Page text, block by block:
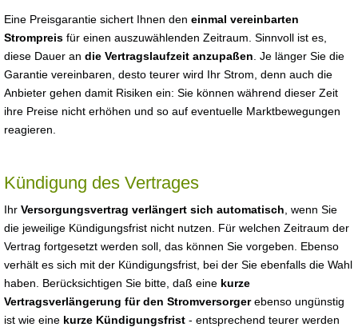
Eine Preisgarantie sichert Ihnen den einmal vereinbarten
Strompreis für einen auszuwählenden Zeitraum. Sinnvoll ist es,
diese Dauer an die Vertragslaufzeit anzupaßen . Je länger Sie die
Garantie vereinbaren, desto teurer wird Ihr Strom, denn auch die
Anbieter gehen damit Risiken ein: Sie können während dieser Zeit
ihre Preise nicht erhöhen und so auf eventuelle Marktbewegungen
reagieren.
Kündigung des Vertrages
Ihr Versorgungsvertrag verlängert sich automatisch , wenn Sie
die jeweilige Kündigungsfrist nicht nutzen. Für welchen Zeitraum der
Vertrag fortgesetzt werden soll, das können Sie vorgeben. Ebenso
verhält es sich mit der Kündigungsfrist, bei der Sie ebenfalls die Wahl
haben. Berücksichtigen Sie bitte, daß eine kurze
Vertragsverlängerung für den Stromversorgerebenso ungünstig
ist wie eine kurze Kündigungsfrist - entsprechend teurer werden